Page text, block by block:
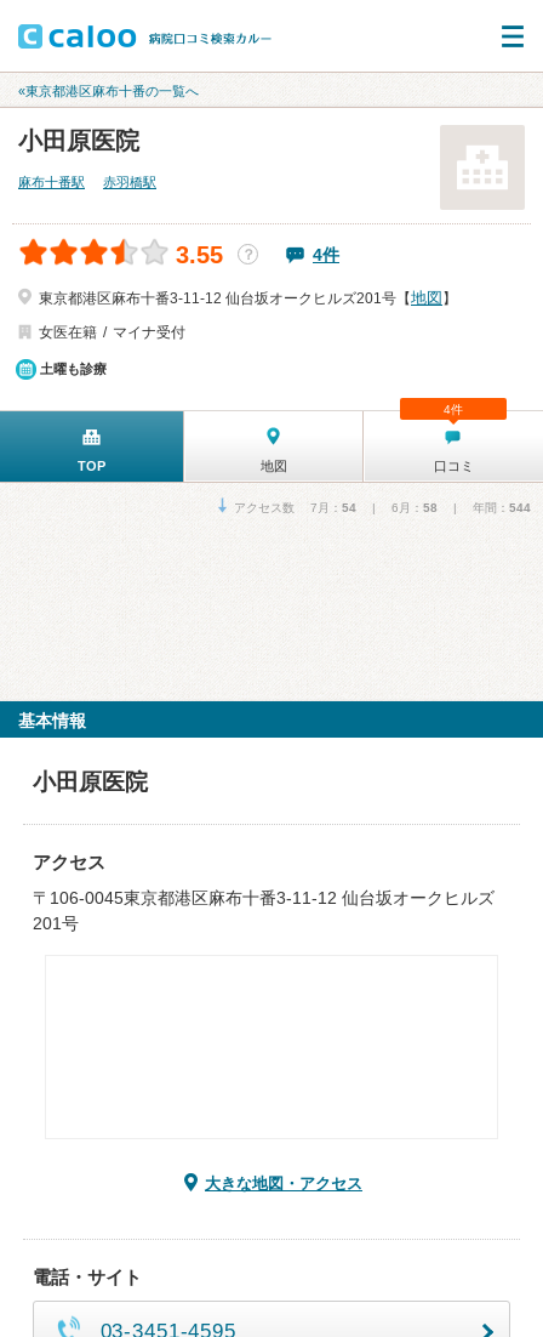
«東京都港区麻布十番の一覧へ
小田原医院
麻布十番駅 赤羽橋駅
3.55 ？ 4件
東京都港区麻布十番3-11-12 仙台坂オークヒルズ201号【地図 】
女医在籍
マイナ受付
土曜も診療
TOP 地図 口コミ
4件
アクセス数 7月： 54 | 6月： 58 | 年間： 544
基本情報
小田原医院
アクセス
〒106-0045東京都港区麻布十番3-11-12 仙台坂オークヒルズ
201号
大きな地図・アクセス
電話・サイト
03-3451-4595